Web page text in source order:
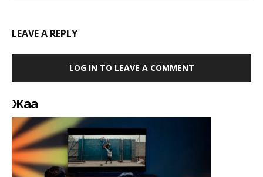
LEAVE A REPLY
LOG IN TO LEAVE A COMMENT
Жаңа